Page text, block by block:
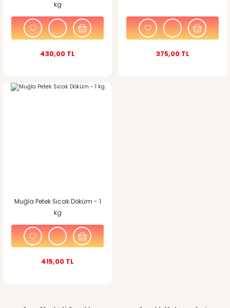
kg
430,00 TL 375,00 TL
Muğla Petek Sıcak Döküm - 1
kg
415,00 TL